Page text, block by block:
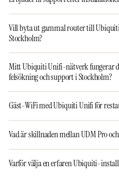
Vill byta ut gammal router till
Stockholm?
Mitt Ubiquiti Unifi-nätverk fungerar
felsökning och support i Stockholm?
Gäst-WiFi med Ubiquiti Unifi för
Vad är skillnaden mellan UDM Pro
Varför välja en erfaren Ubiquiti-